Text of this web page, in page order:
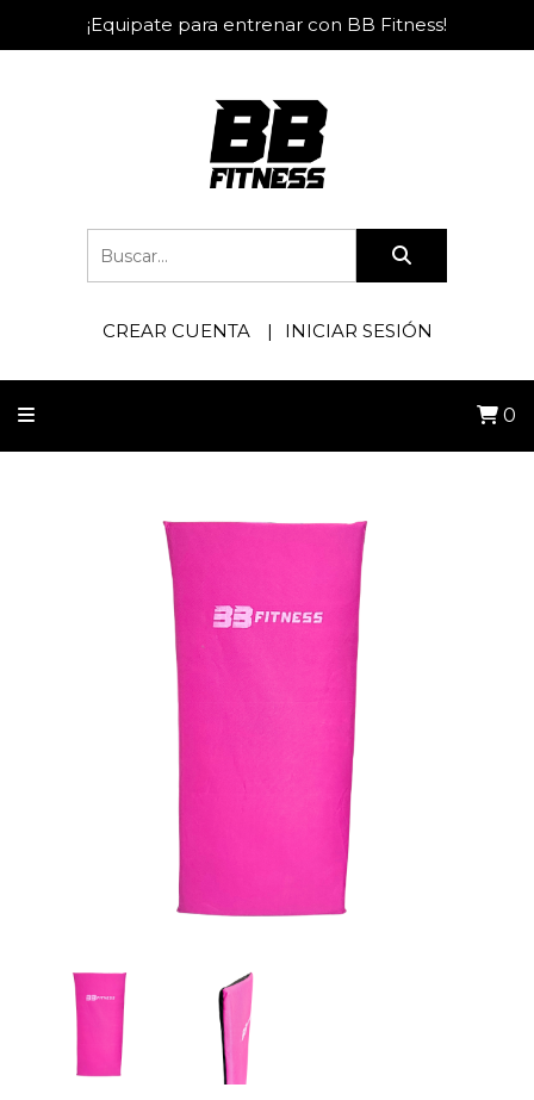
¡Equipate para entrenar con BB Fitness!
CREAR CUENTA INICIAR SESIÓN
0